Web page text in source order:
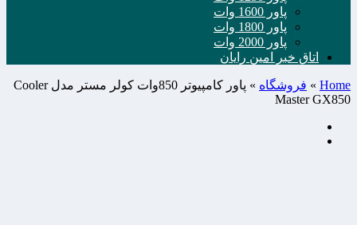
پاور 1600 وات
پاور 1800 وات
پاور 2000 وات
اتاق خبر امین رایان
Home
» فروشگاه »
پاور کامپیوتر 850وات کولر مستر مدل Cooler
Master GX850